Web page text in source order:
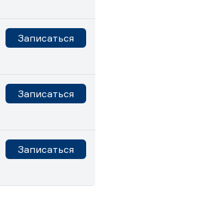
Записаться
Записаться
Записаться